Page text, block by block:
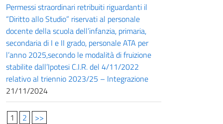
Permessi straordinari retribuiti riguardanti il
“Diritto allo Studio” riservati al personale
docente della scuola dell’infanzia, primaria,
secondaria di I e II grado, personale ATA per
l’anno 2025,secondo le modalità di fruizione
stabilite dall’Ipotesi C.I.R. del 4/11/2022
relativo al triennio 2023/25 – Integrazione
21/11/2024
1 2 >>